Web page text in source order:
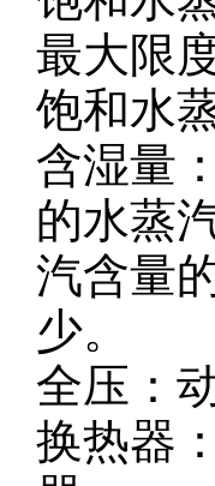
最大限
饱和水
含湿量
的水蒸
汽含量
少。
全压：
换热器